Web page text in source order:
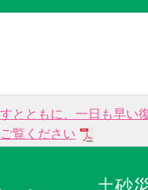
ともに、一日も早い
覧ください
土砂